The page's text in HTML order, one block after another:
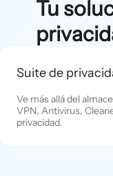
Tu
Suite de
Ve más allá del
VPN, Antivirus,
privacidad.